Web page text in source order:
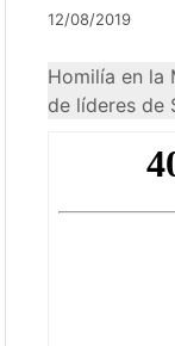
12/08/2019
Homilía en la
de líderes de